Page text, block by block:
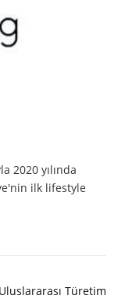
2020 yılında
ilk lifestyle
Türetim